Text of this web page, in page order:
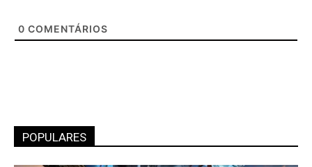
0 COMENTÁRIOS
POPULARES